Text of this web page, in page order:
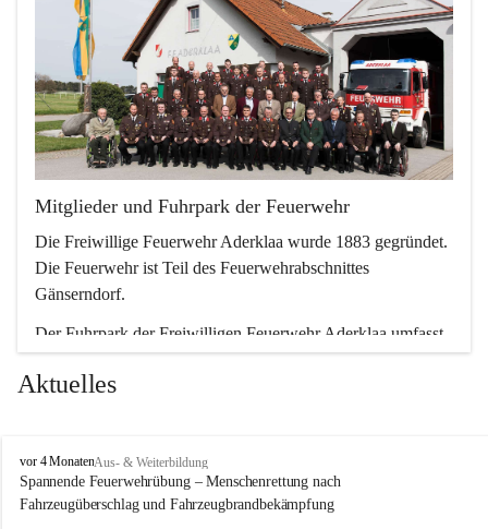
Mitglieder und Fuhrpark der Feuerwehr
Die Freiwillige Feuerwehr Aderklaa wurde 1883 gegründet.
Die Feuerwehr ist Teil des Feuerwehrabschnittes
Gänserndorf.
Der Fuhrpark der Freiwilligen Feuerwehr Aderklaa umfasst
ein RLFA-2000 der Marke Mercedes Artego und ein MTFA
der Marke Mercedes Sprinter. Weiters haben wir noch einen
Aktuelles
F
r
e
vor 4 MonatenAus- & Weiterbildung
Spannende Feuerwehrübung – Menschenrettung nach
Fahrzeugüberschlag und Fahrzeugbrandbekämpfung